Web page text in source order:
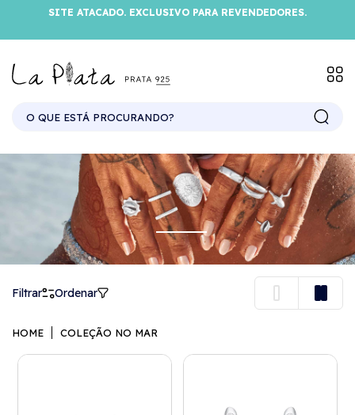
SITE ATACADO. EXCLUSIVO PARA REVENDEDORES.
Filtrar Ordenar
HOME COLEÇÃO NO MAR